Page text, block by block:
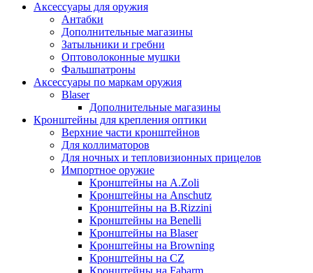
Аксессуары для оружия
Антабки
Дополнительные магазины
Затыльники и гребни
Оптоволоконные мушки
Фальшпатроны
Аксессуары по маркам оружия
Blaser
Дополнительные магазины
Кронштейны для крепления оптики
Верхние части кронштейнов
Для коллиматоров
Для ночных и тепловизионных прицелов
Импортное оружие
Кронштейны на A.Zoli
Кронштейны на Anschutz
Кронштейны на B.Rizzini
Кронштейны на Benelli
Кронштейны на Blaser
Кронштейны на Browning
Кронштейны на CZ
Кронштейны на Fabarm